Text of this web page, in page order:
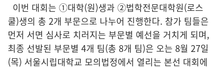
이번 대회는 ①대학(원)생과 ②법학전문대학원(로스
쿨)생의 총 2개 부문으로 나누어 진행한다. 참가 팀들은
먼저 서면 심사로 치러지는 부문별 예선을 거치게 되며,
최종 선발된 부문별 4개 팀(총 8개 팀)은 오는 8월 27일
(목) 서울시립대학교 모의법정에서 열리는 본선 대회에